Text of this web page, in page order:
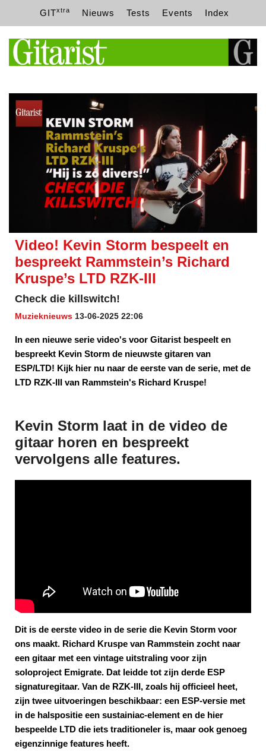
GITxtra Nieuws Tests Events Index
Video! Kevin Storm bespeelt en
bespreekt Rammstein’s Richard
Kruspe’s LTD RZK-III
Check die killswitch!
Muzieknieuws 13-06-2025 22:06
In een nieuwe serie video's voor Gitarist bespeelt en
bespreekt Kevin Storm de nieuwste gitaren van
ESP/LTD! Kijk hier nu naar de eerste van de serie, met de
LTD RZK-III van Rammstein's Richard Kruspe!
Kevin Storm laat in de video de
gitaar horen en bespreekt
vervolgens alle features.
Dit is de eerste video in de serie die Kevin Storm voor
ons maakt. Richard Kruspe van Rammstein zocht naar
een gitaar met een vintage uitstraling voor zijn
soloproject Emigrate. Dat leidde tot zijn derde ESP
signaturegitaar. Van de RZK-III, zoals hij officieel heet,
zijn twee uitvoeringen beschikbaar: een ESP-versie met
in de halspositie een sustainiac-element en de hier
bespeelde LTD die iets traditioneler is, maar ook genoeg
eigenzinnige features heeft.